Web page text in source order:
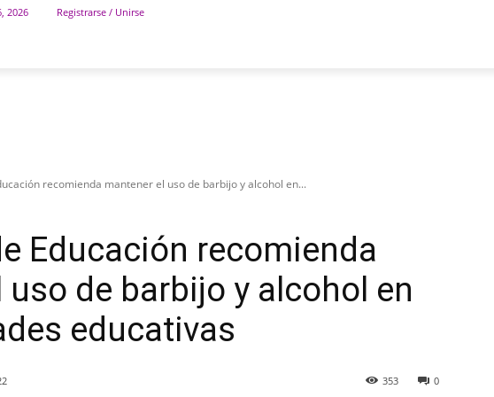
2026 Registrarse / Unirse
recomienda mantener el uso de barbijo y alcohol en...
Educación recomienda
uso de barbijo y alcohol en
educativas
0
353